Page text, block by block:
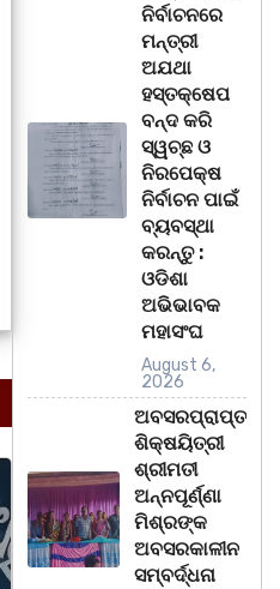
ରାଜ୍ୟ
ନିର୍ବାଚନରେ
ମନ୍ତ୍ରୀ
ଅଯଥା
ହସ୍ତକ୍ଷେପ
ବନ୍ଦ କରି
ସ୍ୱଚ୍ଛ ଓ
ନିରପେକ୍ଷ
ନିର୍ବାଚନ ପାଇଁ
ବ୍ୟବସ୍ଥା
କରନ୍ତୁ :
ଓଡିଶା
ଅଭିଭାବକ
ମହାସଂଘ
August 6,
2026
ଅବସରପ୍ରାପ୍ତ
ଶିକ୍ଷୟିତ୍ରୀ
ଶ୍ରୀମତୀ
ଅନ୍ନପୂର୍ଣ୍ଣା
ମିଶ୍ରଙ୍କ
ଅବସରକାଳୀନ
ସମ୍ବର୍ଦ୍ଧନା